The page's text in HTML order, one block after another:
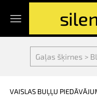
Gaļas šķirnes >
VAISLAS BUĻĻU